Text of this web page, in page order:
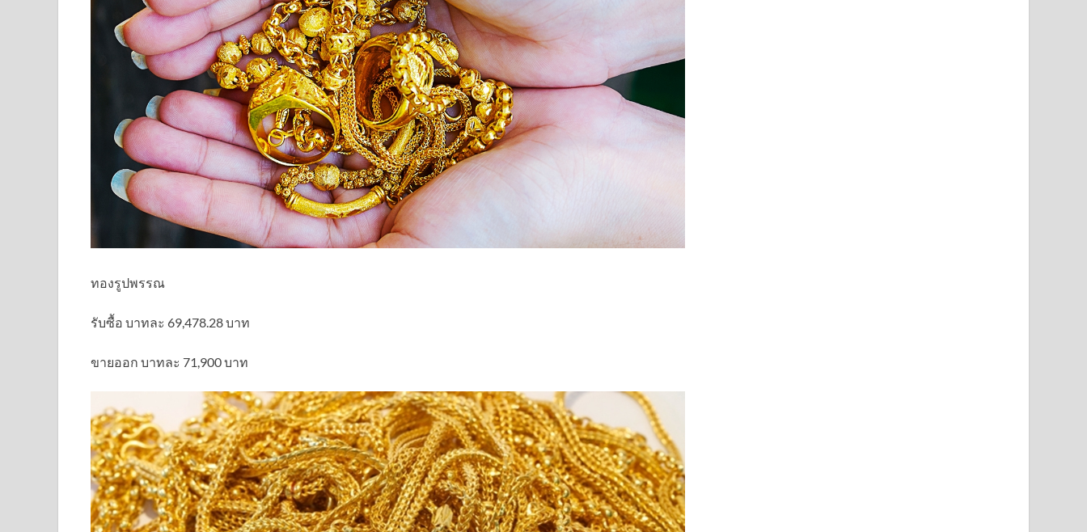
ทองรูปพรรณ
รับซื้อ บาทละ 69,478.28 บาท
ขายออก บาทละ 71,900 บาท